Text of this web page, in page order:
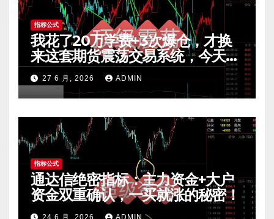
指标公式
我花了20万学费+3次爆仓，才换
来这套期货震荡交易系统，今天免
费公开核心逻辑
27 6 月, 2026 ADMIN
指标公式
通达信绝密指标：主力资金+大户
资金双重确认，一买就涨的秘密！